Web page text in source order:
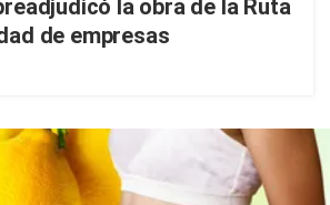
la obra de la Ruta
de empresas